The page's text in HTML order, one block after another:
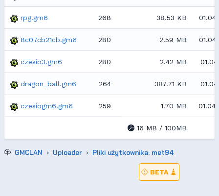
rpg.gm6 268 38.53 KB
8c07cb21cb.gm6 280 2.59 MB
czesio3.gm6 280 2.42 MB
dragon_ball.gm6 264 387.71 KB
czesiogm6.gm6 259 1.70 MB
16 MB / 100MB
GMCLAN Uploader Pliki użytkownika: met94
BETA